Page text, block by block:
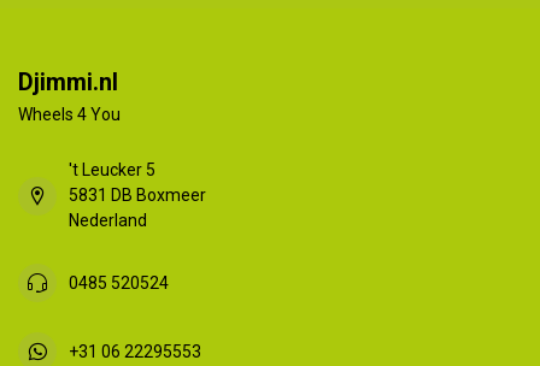
Djimmi.nl
Wheels 4 You
't Leucker 5
5831 DB Boxmeer
Nederland
0485 520524
+31 06 22295553